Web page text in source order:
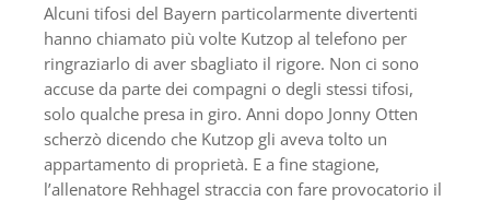
Alcuni tifosi del Bayern particolarmente divertenti
hanno chiamato più volte Kutzop al telefono per
ringraziarlo di aver sbagliato il rigore. Non ci sono
accuse da parte dei compagni o degli stessi tifosi,
solo qualche presa in giro. Anni dopo Jonny Otten
scherzò dicendo che Kutzop gli aveva tolto un
appartamento di proprietà. E a fine stagione,
l’allenatore Rehhagel straccia con fare provocatorio il